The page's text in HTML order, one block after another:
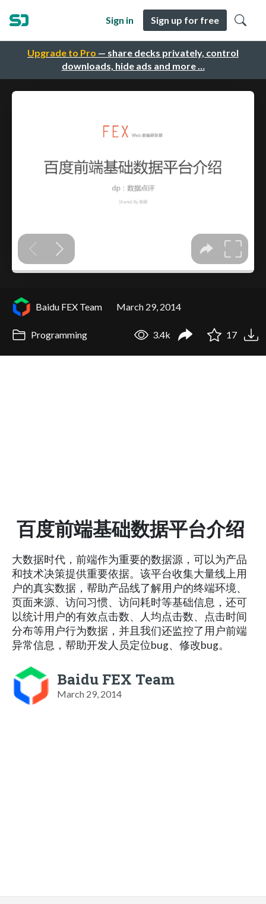
Upgrade to Pro — share decks privately, control
downloads, hide ads and more …
Sign in Sign up for free
Baidu FEX Team March 29, 2014
Programming 3.4k 17
百度前端基础数据平台介绍
大数据时代，前端作为重要的数据源，可以为产品
和技术决策提供重要依据。该平台收集大量线上用
户的真实数据，帮助产品线了解用户的终端环境、
页面来源、访问习惯、访问耗时等基础信息，还可
以统计用户的有效点击数、人均点击数、点击时间
分布等用户行为数据，并且我们还监控了用户前端
异常信息，帮助开发人员定位bug、修改bug。
Baidu FEX Team
March 29, 2014